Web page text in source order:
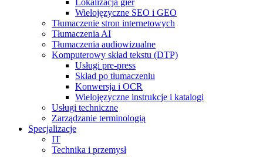
Lokalizacja gier
Wielojęzyczne SEO i GEO
Tłumaczenie stron internetowych
Tłumaczenia AI
Tłumaczenia audiowizualne
Komputerowy skład tekstu (DTP)
Usługi pre-press
Skład po tłumaczeniu
Konwersja i OCR
Wielojęzyczne instrukcje i katalogi
Usługi techniczne
Zarządzanie terminologią
Specjalizacje
IT
Technika i przemysł